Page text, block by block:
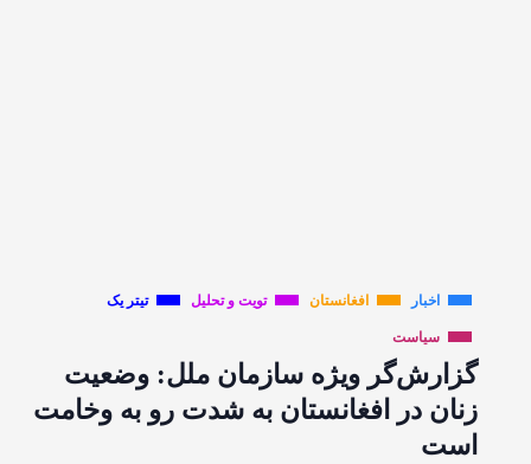
اخبار افغانستان تویت و تحلیل تیتر یک
سیاست
گزارش‌گر ویژه سازمان ملل: وضعیت
زنان در افغانستان به شدت رو به وخامت
است